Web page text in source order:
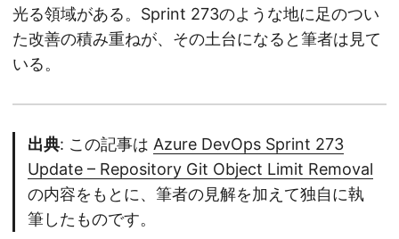
光る領域がある。Sprint 273のような地に足のつい
た改善の積み重ねが、その土台になると筆者は見て
いる。
出典: この記事は Azure DevOps Sprint 273
Update – Repository Git Object Limit Removal
の内容をもとに、筆者の見解を加えて独自に執
筆したものです。